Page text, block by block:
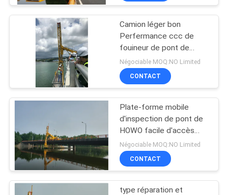
NOUS
VISITE
D'USINE
CONTRÔLE
QUALITÉ
CONTACTEZ-
NOUS
Camion d'inspection
de pont
32
Plate-forme
d'inspection de pont
44
Camion léger bon
Perfermance ccc de
fouineur de pont de
couleur jaune durable
passé
Négociable MOQ:NO Limited
CONTACT
Plate-forme mobile
d'inspection de pont de
HOWO facile d'accès
dans toute position de
votre pont
Négociable MOQ:NO Limited
CONTACT
type réparation et